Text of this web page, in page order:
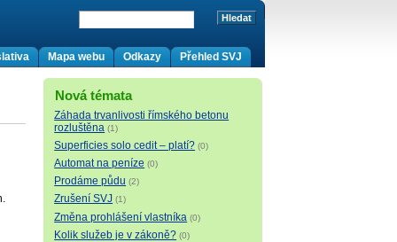
Přehled SVJ
Odkazy
Mapa webu
Nová témata
Záhada trvanlivosti římského betonu
rozluštěna (1)
Superficies solo cedit – platí? (0)
Automat na peníze (0)
Prodáme půdu (2)
Zrušení SVJ (1)
Změna prohlášení vlastníka (0)
Kolik služeb je v zákoně? (0)